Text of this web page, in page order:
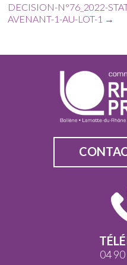
DECISION-N°76_2022-
AVENANT-1-AU-LOT-1 →
04